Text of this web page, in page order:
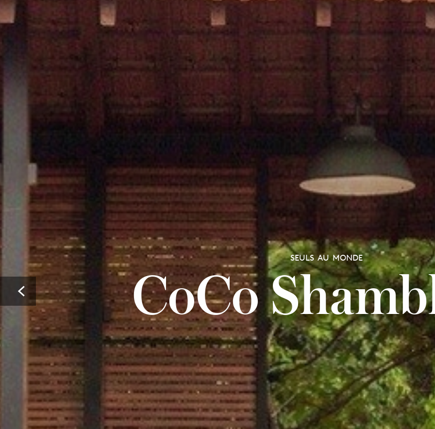
Prev
SEULS AU MONDE
CoCo